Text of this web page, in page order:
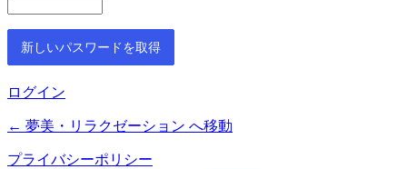
Alternative:
ログイン
← 夢美・リラクゼーション へ移動
プライバシーポリシー